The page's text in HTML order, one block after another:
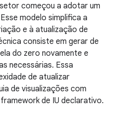
começou a adotar um
modelo simplifica a
e à atualização de
consiste em gerar de
do zero novamente e
necessárias. Essa
de atualizar
de visualizações com
de IU declarativo.